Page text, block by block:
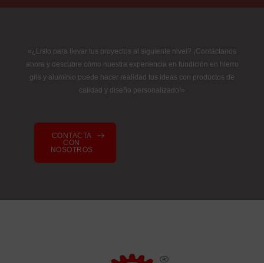
«¿Listo para llevar tus proyectos al siguiente nivel? ¡Contáctanos
ahora y descubre cómo nuestra experiencia en fundición en hierro
gris y aluminio puede hacer realidad tus ideas con productos de
calidad y diseño personalizado!»
CONTACTA
CON
NOSOTROS